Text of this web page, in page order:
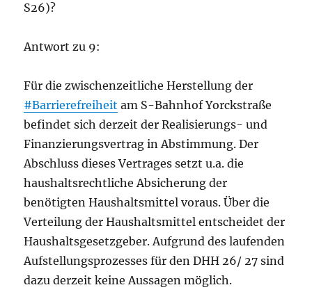
S26)?
Antwort zu 9:
Für die zwischenzeitliche Herstellung der
#Barrierefreiheit am S-Bahnhof Yorckstraße
befindet sich derzeit der Realisierungs- und
Finanzierungsvertrag in Abstimmung. Der
Abschluss dieses Vertrages setzt u.a. die
haushaltsrechtliche Absicherung der
benötigten Haushaltsmittel voraus. Über die
Verteilung der Haushaltsmittel entscheidet der
Haushaltsgesetzgeber. Aufgrund des laufenden
Aufstellungsprozesses für den DHH 26/ 27 sind
dazu derzeit keine Aussagen möglich.